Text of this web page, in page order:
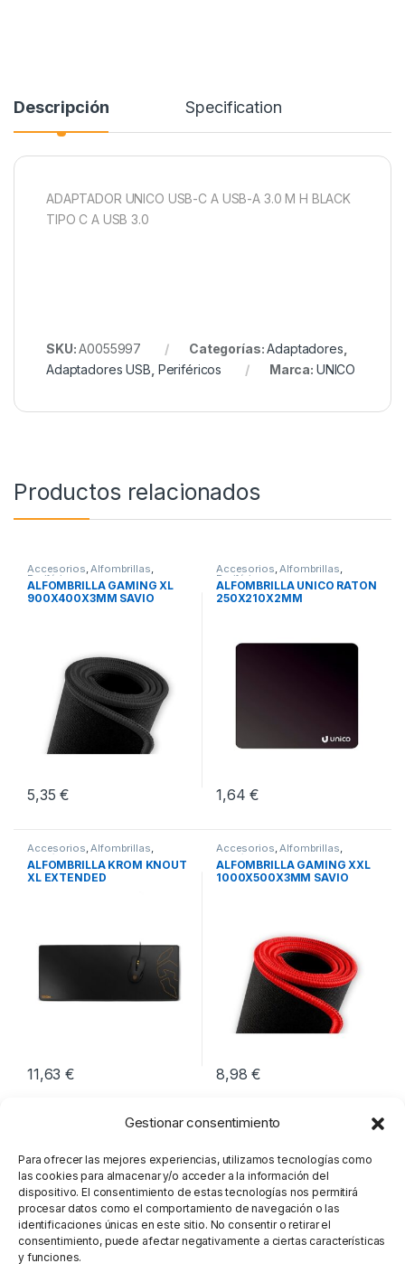
Gestionar consentimiento
Para ofrecer las mejores experiencias, utilizamos tecnologías como
las cookies para almacenar y/o acceder a la información del
dispositivo. El consentimiento de estas tecnologías nos permitirá
procesar datos como el comportamiento de navegación o las
identificaciones únicas en este sitio. No consentir o retirar el
consentimiento, puede afectar negativamente a ciertas características
y funciones.
Descripción Specification
ADAPTADOR UNICO USB-C A USB-A 3.0 M H BLACK
TIPO C A USB 3.0
SKU:A0055997 Categorías:Adaptadores
Adaptadores USB Periféricos Marca: UNICO
Productos relacionados
Accesorios,Alfombrillas,
Periféricos
ALFOMBRILLA GAMING XL
900X400X3MM SAVIO
5,35€
Accesorios,Alfombrillas,
Periféricos
ALFOMBRILLA UNICO RATON
250X210X2MM
1,64€
Accesorios,Alfombrillas,
Periféricos
ALFOMBRILLA KROM KNOUT
XL EXTENDED
11,63€
Accesorios,Alfombrillas,
Periféricos
ALFOMBRILLA GAMING XXL
1000X500X3MM SAVIO
8,98€